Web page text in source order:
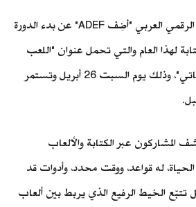
مؤسسة التعبير الرقمي العربي "أضِف ADEF" عن بدء الدورة
لهذا العام والتي تحمل عنوان "اللعب
المكتوب: أهم لعبة في حياتي"، وذلك يوم السبت 26 أبريل وتستمر
المشاركون عبر الكتابة والألعاب
له قواعد، ووقت محدد، وأدوات قد
الخيط الرفيع الذي يربط بين ألعاب